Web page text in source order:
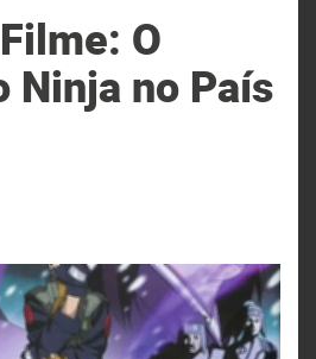
O
Ninja no País